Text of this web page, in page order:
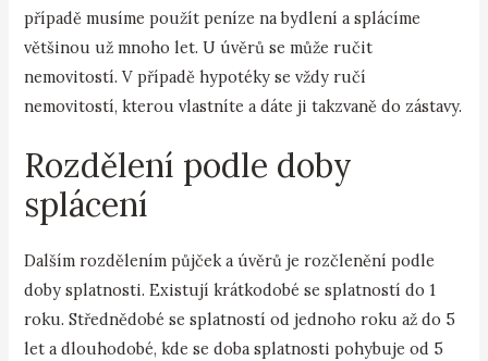
případě musíme použít peníze na bydlení a splácíme
většinou už mnoho let. U úvěrů se může ručit
nemovitostí. V případě hypotéky se vždy ručí
nemovitostí, kterou vlastníte a dáte ji takzvaně do zástavy.
Rozdělení podle doby
splácení
Dalším rozdělením půjček a úvěrů je rozčlenění podle
doby splatnosti. Existují krátkodobé se splatností do 1
roku. Střednědobé se splatností od jednoho roku až do 5
let a dlouhodobé, kde se doba splatnosti pohybuje od 5